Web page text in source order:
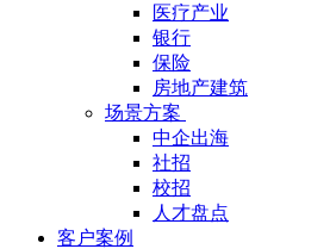
医疗产业
银行
保险
房地产建筑
场景方案
中企出海
社招
校招
人才盘点
客户案例